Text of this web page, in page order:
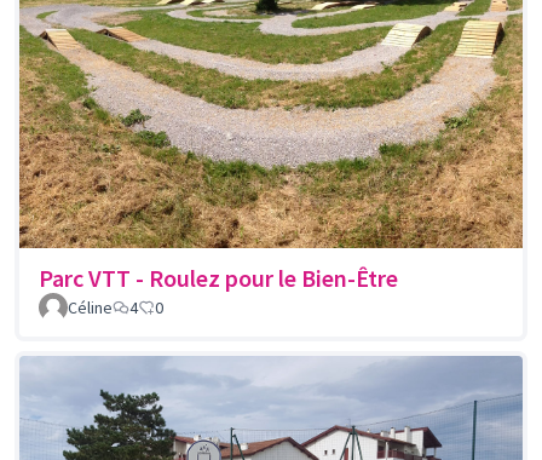
Parc VTT - Roulez pour le Bien-Être
Céline 4 0